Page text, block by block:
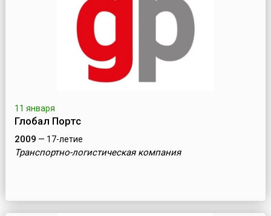
11 января
Глобал Портс
2009 — 17-летие
Транспортно-логистическая компания